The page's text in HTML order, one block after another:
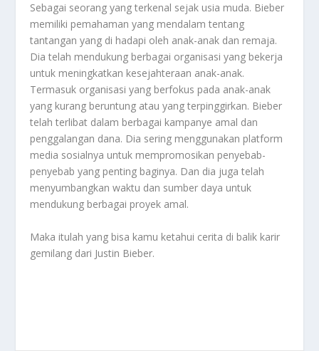
Sebagai seorang yang terkenal sejak usia muda. Bieber
memiliki pemahaman yang mendalam tentang
tantangan yang di hadapi oleh anak-anak dan remaja.
Dia telah mendukung berbagai organisasi yang bekerja
untuk meningkatkan kesejahteraan anak-anak.
Termasuk organisasi yang berfokus pada anak-anak
yang kurang beruntung atau yang terpinggirkan. Bieber
telah terlibat dalam berbagai kampanye amal dan
penggalangan dana. Dia sering menggunakan platform
media sosialnya untuk mempromosikan penyebab-
penyebab yang penting baginya. Dan dia juga telah
menyumbangkan waktu dan sumber daya untuk
mendukung berbagai proyek amal.
Maka itulah yang bisa kamu ketahui cerita di balik karir
gemilang dari Justin Bieber.